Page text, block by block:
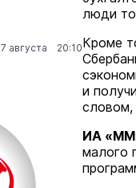
7 августа 20:10
люди
Кроме
и
словом,
ИА
малого